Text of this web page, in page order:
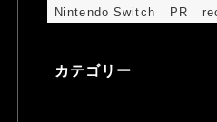
Nintendo Switch
PR
カテゴリー